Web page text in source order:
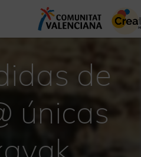
Deportivo
de
únicas